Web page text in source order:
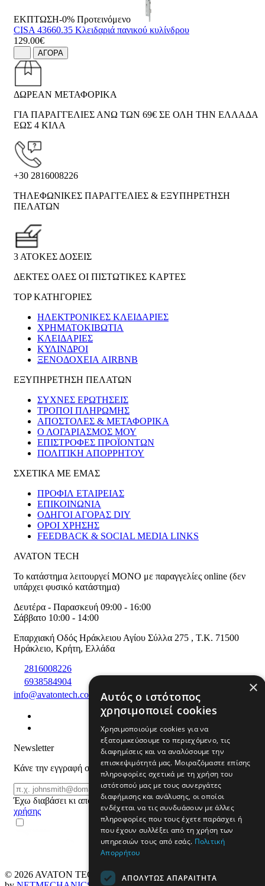
ΕΚΠΤΩΣΗ-0% Προτεινόμενο
CISA 43660.35 Κλειδαριά πανικού κυλίνδρου
129.00€
ΑΓΟΡΑ
ΔΩΡΕΑΝ ΜΕΤΑΦΟΡΙΚΑ
ΓΙΑ ΠΑΡΑΓΓΕΛΙΕΣ ΑΝΩ ΤΩΝ 69€ ΣΕ ΟΛΗ ΤΗΝ ΕΛΛΑΔΑ
ΕΩΣ 4 ΚΙΛΑ
+30 2816008226
ΤΗΛΕΦΩΝΙΚΕΣ ΠΑΡΑΓΓΕΛΙΕΣ & ΕΞΥΠΗΡΕΤΗΣΗ
ΠΕΛΑΤΩΝ
3 ΑΤΟΚΕΣ ΔΟΣΕΙΣ
ΔΕΚΤΕΣ ΟΛΕΣ ΟΙ ΠΙΣΤΩΤΙΚΕΣ ΚΑΡΤΕΣ
TOP ΚΑΤΗΓΟΡΙΕΣ
ΗΛΕΚΤΡΟΝΙΚΈΣ ΚΛΕΙΔΑΡΙΈΣ
ΧΡΗΜΑΤΟΚΙΒΏΤΙΑ
ΚΛΕΙΔΑΡΙΈΣ
ΚΎΛΙΝΔΡΟΙ
ΞΕΝΟΔΟΧΕΊΑ AIRBNB
ΕΞΥΠΗΡΕΤΗΣΗ ΠΕΛΑΤΩΝ
ΣΥΧΝΕΣ ΕΡΩΤΗΣΕΙΣ
ΤΡΟΠΟΙ ΠΛΗΡΩΜΗΣ
ΑΠΟΣΤΟΛΕΣ & ΜΕΤΑΦΟΡΙΚΑ
Ο ΛΟΓΑΡΙΑΣΜΟΣ ΜΟΥ
ΕΠΙΣΤΡΟΦΕΣ ΠΡΟΪΟΝΤΩΝ
ΠΟΛΙΤΙΚΗ ΑΠΟΡΡΗΤΟΥ
ΣΧΕΤΙΚΑ ΜΕ ΕΜΑΣ
ΠΡΟΦΙΛ ΕΤΑΙΡΕΙΑΣ
ΕΠΙΚΟΙΝΩΝΙΑ
ΟΔΗΓΟΙ ΑΓΟΡΑΣ DIY
ΟΡΟΙ ΧΡΗΣΗΣ
FEEDBACK & SOCIAL MEDIA LINKS
AVATON TECH
Το κατάστημα λειτουργεί ΜΟΝΟ με παραγγελίες online (δεν
υπάρχει φυσικό κατάστημα)
Δευτέρα - Παρασκευή 09:00 - 16:00
Σάββατο 10:00 - 14:00
Επαρχιακή Οδός Ηράκλειου Αγίου Σύλλα 275 , T.K. 71500
Ηράκλειο, Κρήτη, Ελλάδα
2816008226
6938584904
info@avatontech.com
Newsletter
Κάνε την εγγραφή σου και μάθε για προϊόντα και προσφορές
Email
ΕΓΓΡΑΦΗ
Έχω διαβάσει κι αποδέχομαι τουςόρους
χρήσης
© 2026 AVATON TECH All rights reserved Designed & developed
×
Αυτός ο ιστότοπος
χρησιμοποιεί cookies
Χρησιμοποιούμε cookies για να
εξατομικεύσουμε το περιεχόμενο, τις
διαφημίσεις και να αναλύσουμε την
επισκεψιμότητά μας. Μοιραζόμαστε επίσης
πληροφορίες σχετικά με τη χρήση του
ιστότοπού μας με τους συνεργάτες
διαφήμισης και ανάλυσης, οι οποίοι
ενδέχεται να τις συνδυάσουν με άλλες
πληροφορίες που τους έχετε παράσχει ή
που έχουν συλλέξει από τη χρήση των
υπηρεσιών τους από εσάς. Πολιτική
Απορρήτου
ΑΠΟΛΎΤΩΣ ΑΠΑΡΑΊΤΗΤΑ